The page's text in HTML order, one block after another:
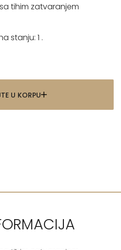
tihim zatvaranjem
stanju: 1 .
U KORPU